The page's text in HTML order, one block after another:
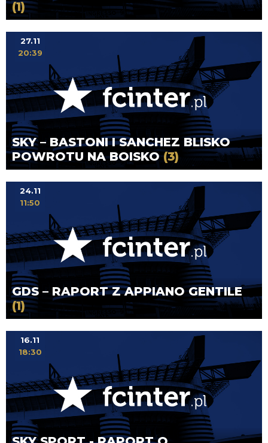
(1)
SKY – BASTONI I SANCHEZ BLISKO
POWROTU NA BOISKO(3)
27.11
20:39
GDS – RAPORT Z APPIANO GENTILE
(1)
24.11
11:50
16.11
18:30